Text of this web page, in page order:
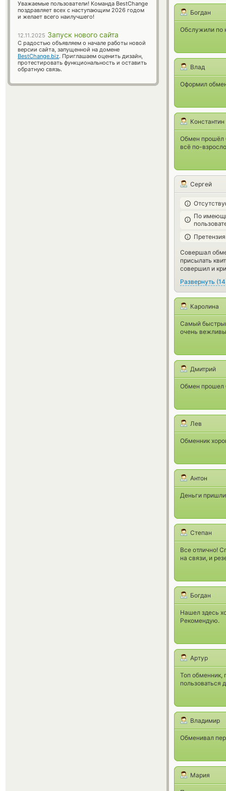
Богдан
Обслужили по
Влад
Оформил
Константин
Обмен прошёл
всё по-
Сергей
По
Совершал
присылать
совершил и
Развернуть (14
Каролина
Самый быстрый
очень
Дмитрий
Обмен прошел
Лев
Обменник
Антон
Деньги
Степан
Все отлично!
на связи, и
Богдан
Нашел здесь
Рекомендую.
Артур
Топ обменник,
пользоваться
Владимир
Обменивал
Мария
Уважаемые пользователи! Команда BestChange
поздравляет всех с наступающим 2026 годом
и желает всего наилучшего!
12.11.2025 Запуск нового сайта
С радостью объявляем о начале работы новой
версии сайта, запущенной на домене
BestChange.biz. Приглашаем оценить дизайн,
протестировать функциональность и оставить
обратную связь.